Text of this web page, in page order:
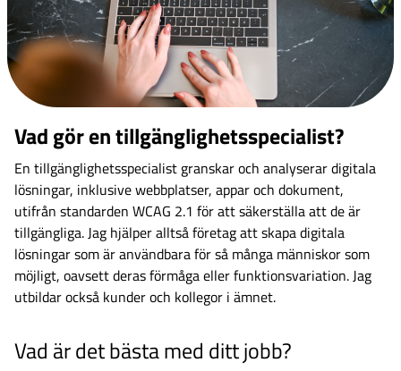
Vad gör en tillgänglighetsspecialist?
En tillgänglighetsspecialist granskar och analyserar digitala
lösningar, inklusive webbplatser, appar och dokument,
utifrån standarden WCAG 2.1 för att säkerställa att de är
tillgängliga. Jag hjälper alltså företag att skapa digitala
lösningar som är användbara för så många människor som
möjligt, oavsett deras förmåga eller funktionsvariation. Jag
utbildar också kunder och kollegor i ämnet.
Vad är det bästa med ditt jobb?